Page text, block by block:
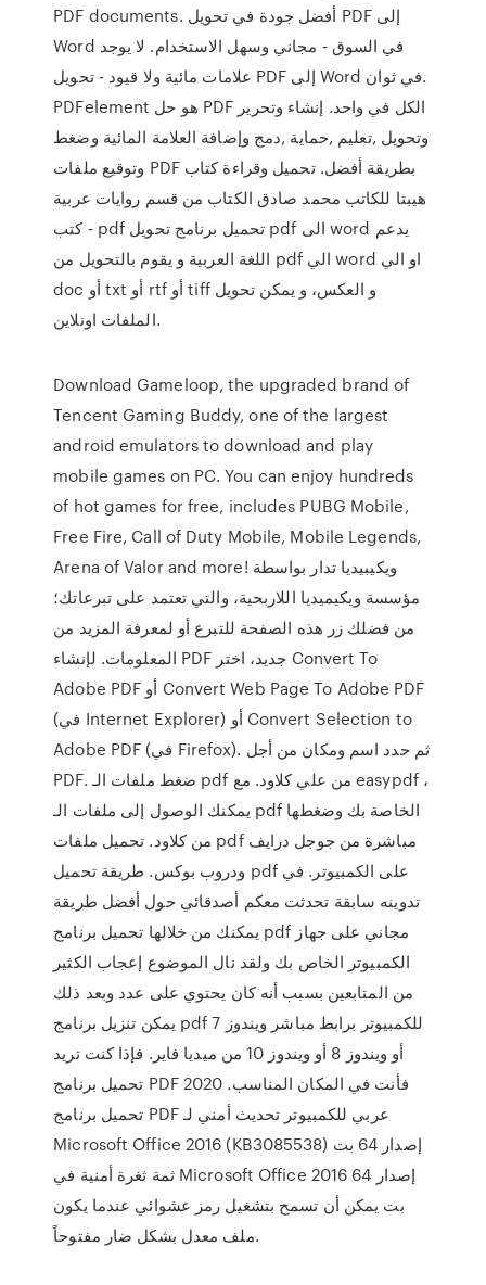
PDF documents. أفضل جودة في تحويل PDF إلى
Word في السوق - مجاني وسهل الاستخدام. لا يوجد
علامات مائية ولا قيود - تحويل PDF إلى Word في ثوان.
PDFelement هو حل PDF الكل في واحد. إنشاء وتحرير
وتحويل ,تعليم ,حماية ,دمج وإضافة العلامة المائية وضغط
وتوقيع ملفات PDF بطريقة أفضل. تحميل وقراءة كتاب
هيبتا للكاتب محمد صادق الكتاب من قسم روايات عربية
- كتب pdf تحميل برنامج تحويل pdf الى word يدعم
اللغة العربية و يقوم بالتحويل من pdf الي word او الي
doc أو txt أو rtf أو tiff و العكس، و يمكن تحويل
الملفات اونلاين.
Download Gameloop, the upgraded brand of
Tencent Gaming Buddy, one of the largest
android emulators to download and play
mobile games on PC. You can enjoy hundreds
of hot games for free, includes PUBG Mobile,
Free Fire, Call of Duty Mobile, Mobile Legends,
Arena of Valor and more! ويكيبيديا تدار بواسطة
مؤسسة ويكيميديا اللاربحية، والتي تعتمد على تبرعاتك؛
من فضلك زر هذه الصفحة للتبرع أو لمعرفة المزيد من
المعلومات. لإنشاء PDF جديد، اختر Convert To
Adobe PDF أو Convert Web Page To Adobe PDF
(في Internet Explorer) أو Convert Selection to
Adobe PDF (في Firefox). ثم حدد اسم ومكان من أجل
PDF. ضغط ملفات الـ pdf من علي كلاود. مع easypdf ،
يمكنك الوصول إلى ملفات الـ pdf الخاصة بك وضغطها
من كلاود. تحميل ملفات pdf مباشرة من جوجل درايف
ودروب بوكس. طريقة تحميل pdf على الكمبيوتر. في
تدوينه سابقة تحدثت معكم أصدقائي حول أفضل طريقة
يمكنك من خلالها تحميل برنامج pdf مجاني على جهاز
الكمبيوتر الخاص بك ولقد نال الموضوع إعجاب الكثير
من المتابعين بسبب أنه كان يحتوي على عدد وبعد ذلك
يمكن تنزيل برنامج pdf للكمبيوتر برابط مباشر ويندوز 7
أو ويندوز 8 أو ويندوز 10 من ميديا فاير. فإذا كنت تريد
تحميل برنامج PDF 2020 فأنت في المكان المناسب.
تحميل برنامج PDF عربي للكمبيوتر تحديث أمني لـ
Microsoft Office 2016 (KB3085538) إصدار 64 بت
ثمة ثغرة أمنية في Microsoft Office 2016 إصدار 64
بت يمكن أن تسمح بتشغيل رمز عشوائي عندما يكون
ملف معدل بشكل ضار مفتوحاً.